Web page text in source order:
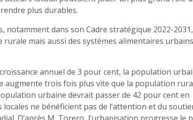
plus durables.
notamment dans son Cadre stratégique 2022-
mais aussi des systèmes alimentaires
annuel de 3 pour cent, la population
augmente trois fois plus vite que la population
urbaine devrait passer de 42 pour cent en
ne bénéficient pas de l’attention et du